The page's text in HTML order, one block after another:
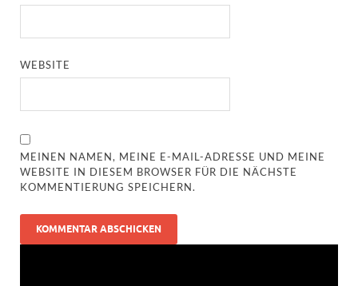
WEBSITE
MEINEN NAMEN, MEINE E-MAIL-ADRESSE UND MEINE
WEBSITE IN DIESEM BROWSER FÜR DIE NÄCHSTE
KOMMENTIERUNG SPEICHERN.